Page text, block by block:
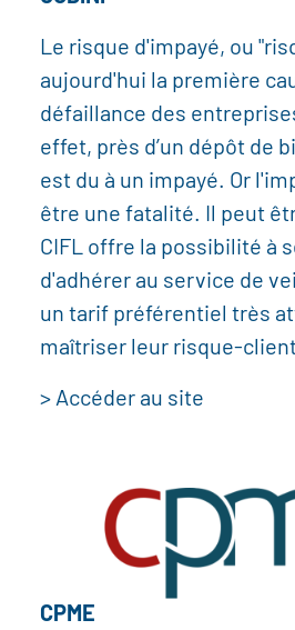
Le risque d'impayé, ou
aujourd'hui la première
défaillance des
effet, près d’un dépôt de
est du à un impayé. Or
être une fatalité. Il peut
CIFL offre la possibilité à
d'adhérer au service de
un tarif préférentiel très
maîtriser leur risque-
> Accéder au site
CPME